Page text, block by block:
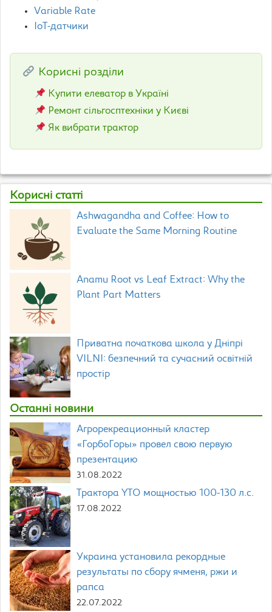
Variable Rate
IoT-датчики
Корисні розділи
Купити елеватор в Україні
Ремонт сільгосптехніки у Києві
Як вибрати трактор
Корисні статті
Ashwagandha and Coffee: How to
Evaluate the Same Morning Routine
Anamu Root vs Leaf Extract: Why the
Plant Part Matters
Приватна початкова школа у Дніпрі
VILNI: безпечний та сучасний освітній
простір
Останні новини
Агрорекреационный кластер
«ГорбоГоры» провел свою первую
презентацию
31.08.2022
Трактора YTO мощностью 100-130 л.с.
17.08.2022
Украина установила рекордные
результаты по сбору ячменя, ржи и
рапса
22.07.2022